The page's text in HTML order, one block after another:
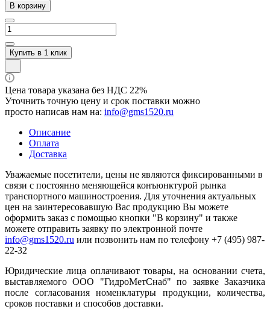
В корзину
Купить в 1 клик
Цена товара указана без НДС 22%
Уточнить точную цену и срок поставки можно
просто написав нам на: info@gms1520.ru
Описание
Оплата
Доставка
Уважаемые посетители, цены не являются фиксированными в
связи с постоянно меняющейся конъюнктурой рынка
транспортного машиностроения. Для уточнения актуальных
цен на заинтересовавшую Вас продукцию Вы можете
оформить заказ с помощью кнопки "В корзину" и также
можете отправить заявку по электронной почте
info@gms1520.ru или позвонить нам по телефону +7 (495) 987-
22-32
Юридические лица оплачивают товары, на основании счета,
выставляемого ООО "ГидроМетСнаб" по заявке Заказчика
после согласования номенклатуры продукции, количества,
сроков поставки и способов доставки.